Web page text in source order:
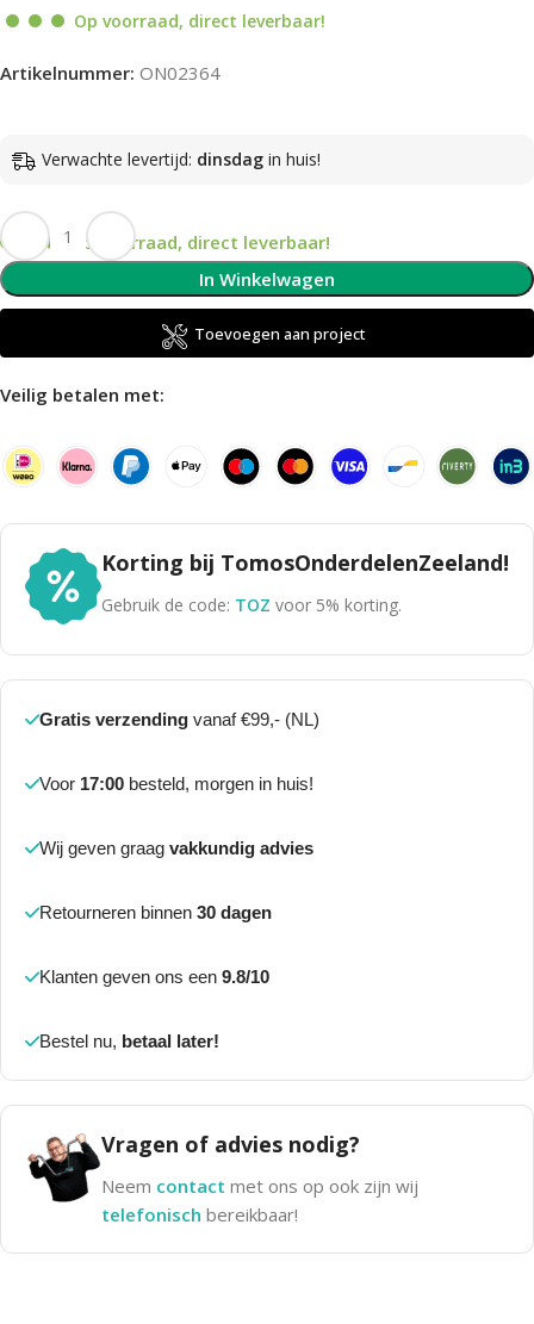
Op voorraad, direct leverbaar!
Artikelnummer: ON02364
Verwachte levertijd: dinsdag in huis!
Op voorraad, direct leverbaar!
In Winkelwagen
Toevoegen aan project
Veilig betalen met:
Korting bij TomosOnderdelenZeeland!
Gebruik de code: TOZ voor 5% korting.
Gratis verzending vanaf €99,- (NL)
Voor 17:00 besteld, morgen in huis!
Wij geven graag vakkundig advies
Retourneren binnen 30 dagen
Klanten geven ons een 9.8/10
Bestel nu, betaal later!
Vragen of advies nodig?
Neem contact met ons op ook zijn wij
telefonisch bereikbaar!